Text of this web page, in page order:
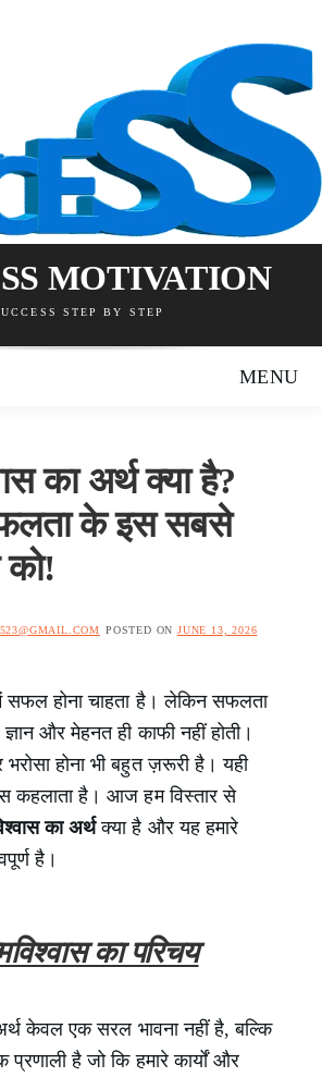
MOTIVATION
STEP BY STEP
MENU
का अर्थ क्या है?
के इस सबसे
POSTED ON JUNE 13, 2026
सफल होना चाहता है। लेकिन सफलता
और मेहनत ही काफी नहीं होती।
होना भी बहुत ज़रूरी है। यही
कहलाता है। आज हम विस्तार से
का अर्थक्या है और यह हमारे
है।
का परिचय
केवल एक सरल भावना नहीं है, बल्कि
प्रणाली है जो कि हमारे कार्यों और